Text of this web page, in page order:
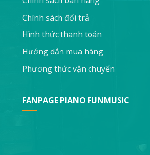
Chính sách đổi trả
Hình thức thanh toán
Hướng dẫn mua hàng
Phương thức vận chuyển
FANPAGE PIANO FUNMUSIC